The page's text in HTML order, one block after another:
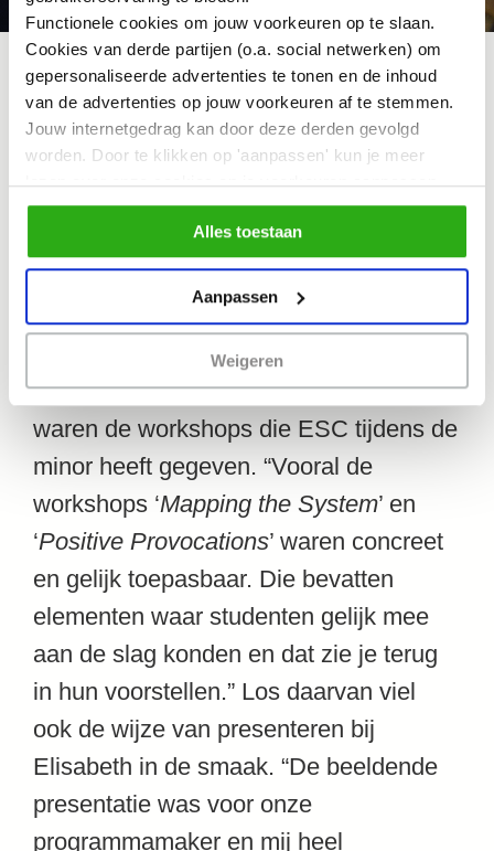
Functionele cookies om jouw voorkeuren op te slaan.
Cookies van derde partijen (o.a. social netwerken) om
gepersonaliseerde advertenties te tonen en de inhoud
van de advertenties op jouw voorkeuren af te stemmen.
Jouw internetgedrag kan door deze derden gevolgd
worden. Door te klikken op 'aanpassen' kun je meer
lezen over onze cookies en je voorkeuren aanpassen.
Door op 'Alles toestaan' te klikken, ga je akkoord met het
gebruik van alle cookies zoals omschreven in
ons cookiebeleid.
Alles toestaan
Aanpassen
Weigeren
Sommige concepten werden in een donkere ruimte
gepresenteerd.
ESC-workshops
Wat volgens Jens de studenten zeker
heeft geholpen om verder te komen,
waren de workshops die ESC tijdens de
minor heeft gegeven. “Vooral de
workshops ‘Mapping the System’ en
‘Positive Provocations’ waren concreet
en gelijk toepasbaar. Die bevatten
elementen waar studenten gelijk mee
aan de slag konden en dat zie je terug
in hun voorstellen.” Los daarvan viel
ook de wijze van presenteren bij
Elisabeth in de smaak. “De beeldende
presentatie was voor onze
programmamaker en mij heel